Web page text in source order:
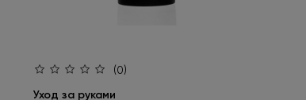
(0)
Уход за руками